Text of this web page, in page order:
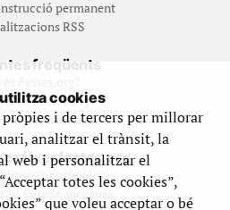
permanent
RSS
freqüents
de Festes.org
Festes.org
créixer festes.org
editor/contribuidor
Feste’n mecenes
cookies
i de tercers per millorar
analitzar el trànsit, la
web i personalitzar el
totes les cookies”,
que voleu acceptar o bé